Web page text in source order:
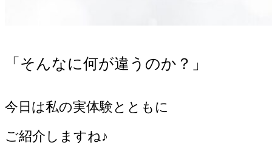
「そんなに何が違うのか？」
今日は私の実体験とともに
ご紹介しますね♪